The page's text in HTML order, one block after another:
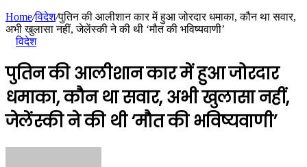
Home/विदेश/पुतिन की आलीशान कार में हुआ जोरदार धमाका, कौन था सवार,
अभी खुलासा नहीं, जेलेंस्की ने की थी ‘मौत की भविष्यवाणी’
विदेश
पुतिन की आलीशान कार में हुआ जोरदार
धमाका, कौन था सवार, अभी खुलासा नहीं,
जेलेंस्की ने की थी ‘मौत की भविष्यवाणी’